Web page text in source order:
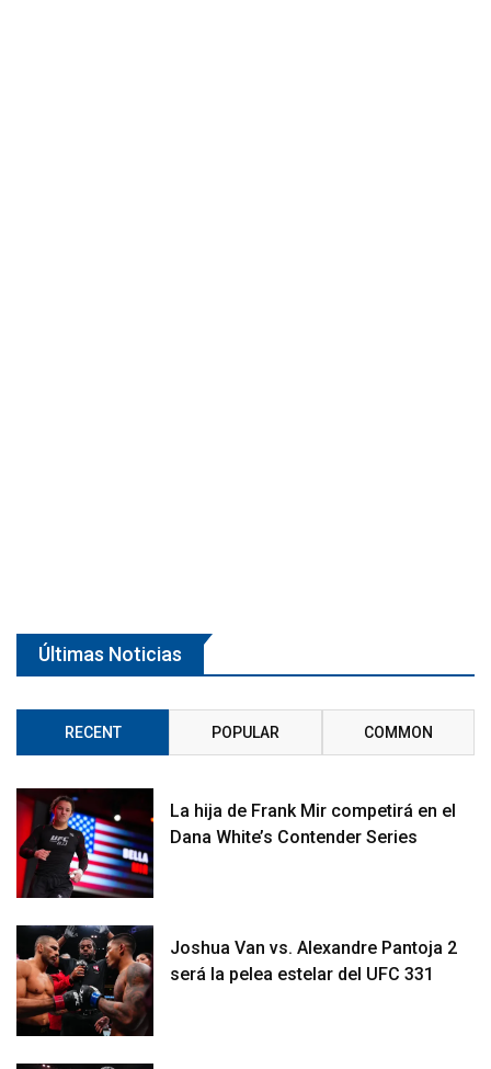
Últimas Noticias
RECENT POPULAR COMMON
La hija de Frank Mir competirá en el
Dana White’s Contender Series
Joshua Van vs. Alexandre Pantoja 2
será la pelea estelar del UFC 331